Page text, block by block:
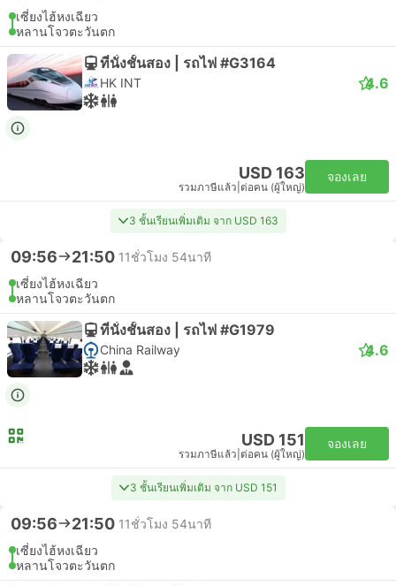
เซี่ยงไฮ้หงเฉียว
หลานโจวตะวันตก
ที่นั่งชั้นสอง | รถไฟ #G3164
HK INT 4.6
USD 163
รวมภาษีแล้ว ต่อคน (ผู้ใหญ่)
จองเลย
3 ชั้นเรียนเพิ่มเติม จาก USD 163
09:56 21:50 11ชั่วโมง 54นาที
เซี่ยงไฮ้หงเฉียว
หลานโจวตะวันตก
ที่นั่งชั้นสอง | รถไฟ #G1979
China Railway 4.6
USD 151
รวมภาษีแล้ว ต่อคน (ผู้ใหญ่)
จองเลย
3 ชั้นเรียนเพิ่มเติม จาก USD 151
09:56 21:50 11ชั่วโมง 54นาที
เซี่ยงไฮ้หงเฉียว
หลานโจวตะวันตก